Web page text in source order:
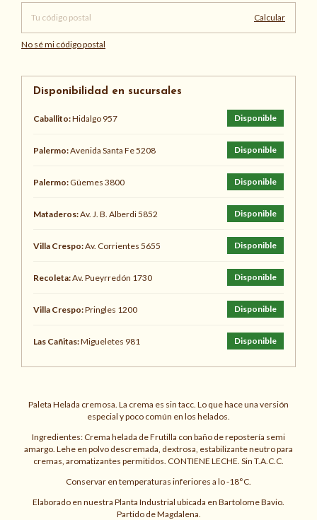
Calcular
No sé mi código postal
Disponibilidad en sucursales
Caballito:Hidalgo 957 Disponible
Palermo:Avenida Santa Fe 5208 Disponible
Palermo: Güemes 3800 Disponible
Mataderos:Av. J. B. Alberdi 5852 Disponible
Villa Crespo:Av. Corrientes 5655 Disponible
Recoleta:Av. Pueyrredón 1730 Disponible
Villa Crespo:Pringles 1200 Disponible
Las Cañitas:Migueletes 981 Disponible
Paleta Helada cremosa. La crema es sin tacc. Lo que hace una versión
especial y poco común en los helados.
Ingredientes: Crema helada de Frutilla con baño de repostería semi
amargo. Lehe en polvo descremada, dextrosa, estabilizante neutro para
cremas, aromatizantes permitidos. CONTIENE LECHE. Sin T.A.C.C.
Conservar en temperaturas inferiores a lo -18°C.
Elaborado en nuestra Planta Industrial ubicada en Bartolome Bavio.
Partido de Magdalena.